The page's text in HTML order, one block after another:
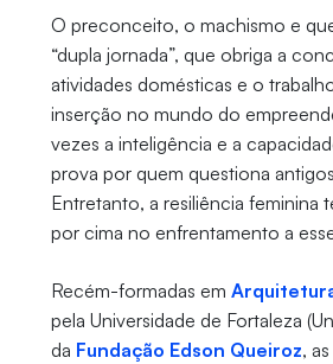
O preconceito, o machismo e
“dupla jornada”, que obriga a
atividades domésticas e o
inserção no mundo do
vezes a inteligência e a
prova por quem questiona
Entretanto, a resiliência feminina
por cima no enfrentamento a
Recém-formadas em
pela Universidade de Fortaleza
da Fundação Edson Queiroz,